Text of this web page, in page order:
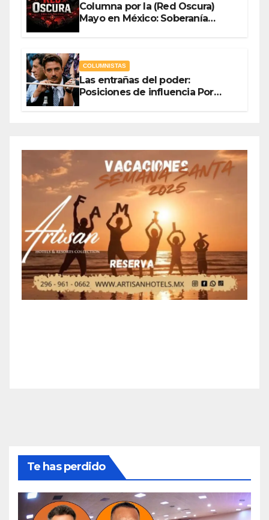
Columna por la (Red Oscura)
Mayo en México: Soberanía
COLUMNISTAS
Las entrañas del poder:
Posiciones de influencia Por
Te has perdido